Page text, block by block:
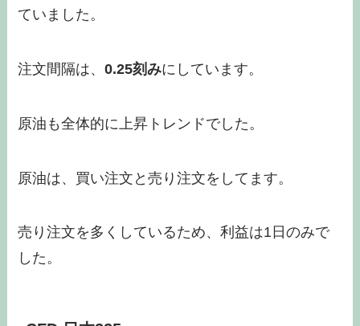
ていました。
注文間隔は、0.25刻みにしています。
原油も全体的に上昇トレンドでした。
原油は、買い注文と売り注文をしてます。
売り注文を多くしているため、利益は1日のみで
した。